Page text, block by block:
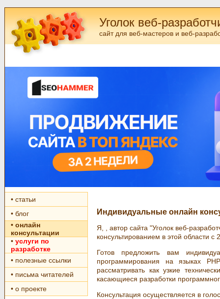
Уголок веб-
сайт для веб-мастеров и веб-
• статьи
• блог
• онлайн
консультации
• услуги по
разработке
• полезные ссылки
• письма читателей
• о проекте
Индивидуальные онлайн
Я, , автор сайта "Уголок веб-
консультированием в этой области c
Готов предложить вам
программирования на языках
рассматривать как узкие
касающиеся разработки
Консультация осуществляется в